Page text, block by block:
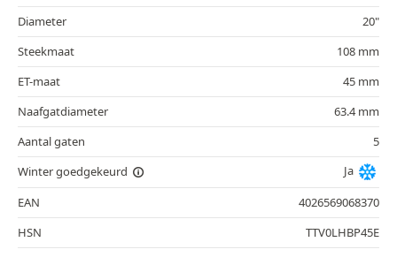
Diameter
20"
Steekmaat
108 mm
ET-maat
45 mm
Naafgatdiameter
63.4 mm
Aantal gaten
5
Winter goedgekeurd
Ja
EAN
4026569068370
HSN
TTV0LHBP45E